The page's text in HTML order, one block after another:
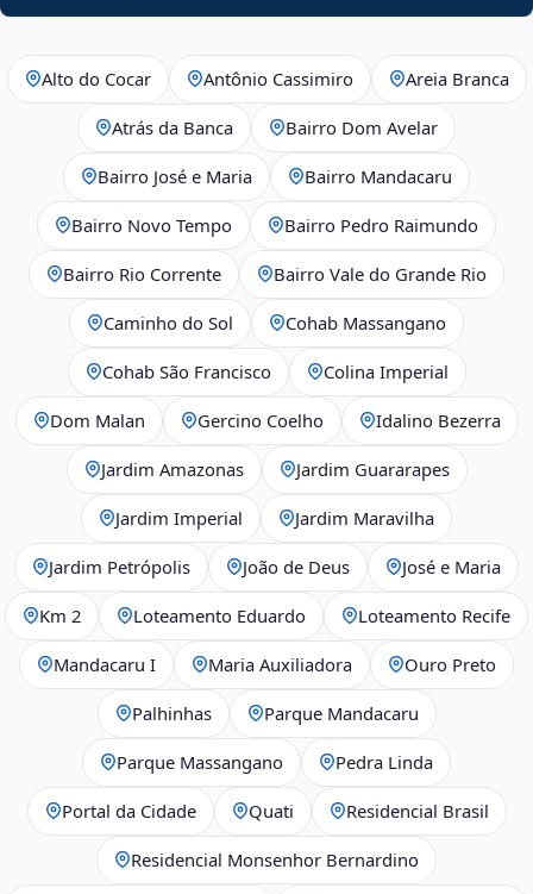
Alto do Cocar Antônio Cassimiro Areia Branca
Atrás da Banca Bairro Dom Avelar
Bairro José e Maria Bairro Mandacaru
Bairro Novo Tempo Bairro Pedro Raimundo
Bairro Rio Corrente Bairro Vale do Grande Rio
Caminho do Sol Cohab Massangano
Cohab São Francisco Colina Imperial
Dom Malan Gercino Coelho Idalino Bezerra
Jardim Amazonas Jardim Guararapes
Jardim Imperial Jardim Maravilha
Jardim Petrópolis João de Deus José e Maria
Km 2 Loteamento Eduardo Loteamento Recife
Mandacaru I Maria Auxiliadora Ouro Preto
Palhinhas Parque Mandacaru
Parque Massangano Pedra Linda
Portal da Cidade Quati Residencial Brasil
Residencial Monsenhor Bernardino